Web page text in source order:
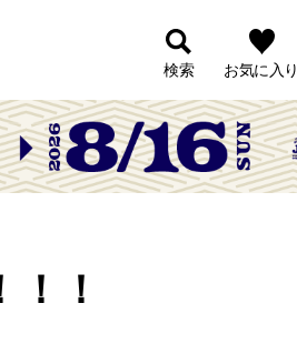
検索 お気に入り
！